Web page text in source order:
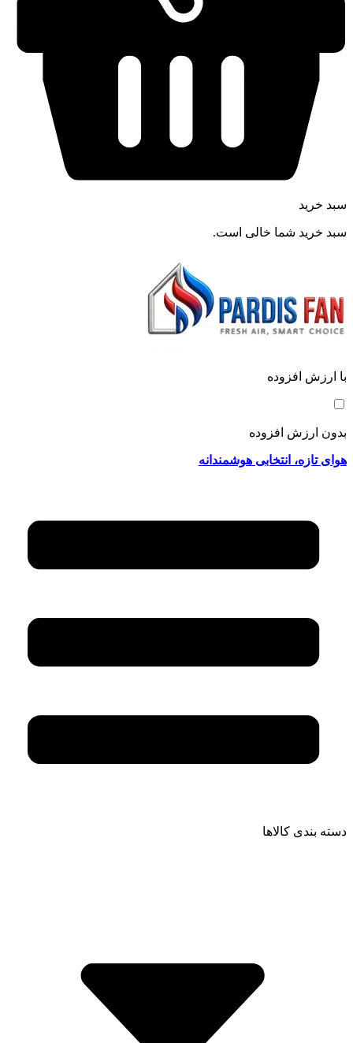
سبد خرید
سبد خرید شما خالی است.
با ارزش افزوده
بدون ارزش افزوده
هوای تازه، انتخابی هوشمندانه
دسته بندی کالاها